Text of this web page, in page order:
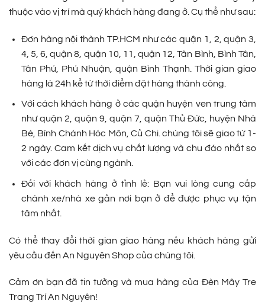
thuộc vào vị trí mà quý khách hàng đang ở. Cụ thể như sau:
Đơn hàng nội thành TP.HCM như các quận 1, 2, quận 3,
4, 5, 6, quận 8, quận 10, 11, quận 12, Tân Bình, Bình Tân,
Tân Phú, Phú Nhuận, quận Bình Thạnh. Thời gian giao
hàng là 24h kể từ thời điểm đặt hàng thành công.
Với cách khách hàng ở các quận huyện ven trung tâm
như quận 2, quận 9, quận 7, quận Thủ Đức, huyện Nhà
Bè, Bình Chánh Hóc Môn, Củ Chi. chúng tôi sẽ giao từ 1-
2 ngày. Cam kết dịch vụ chất lượng và chu đáo nhất so
với các đơn vị cùng ngành.
Đối với khách hàng ở tỉnh lẻ: Bạn vui lòng cung cấp
chành xe/nhà xe gần nơi bạn ở để được phục vụ tận
tâm nhất.
Có thể thay đổi thời gian giao hàng nếu khách hàng gửi
yêu cầu đến An Nguyên Shop của chúng tôi.
Cảm ơn bạn đã tin tưởng và mua hàng của Đèn Mây Tre
Trang Trí An Nguyên!